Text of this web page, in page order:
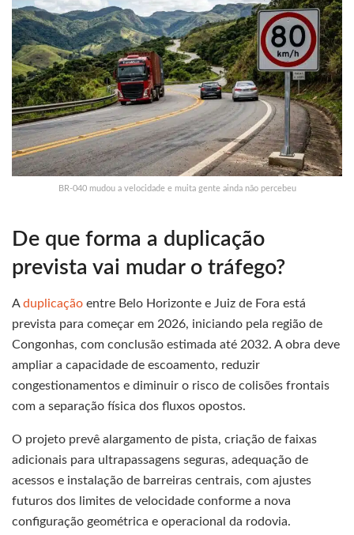
BR-040 mudou a velocidade e muita gente ainda não percebeu
De que forma a duplicação
prevista vai mudar o tráfego?
Aduplicação entre Belo Horizonte e Juiz de Fora está
prevista para começar em 2026, iniciando pela região de
Congonhas, com conclusão estimada até 2032. A obra deve
ampliar a capacidade de escoamento, reduzir
congestionamentos e diminuir o risco de colisões frontais
com a separação física dos fluxos opostos.
O projeto prevê alargamento de pista, criação de faixas
adicionais para ultrapassagens seguras, adequação de
acessos e instalação de barreiras centrais, com ajustes
futuros dos limites de velocidade conforme a nova
configuração geométrica e operacional da rodovia.